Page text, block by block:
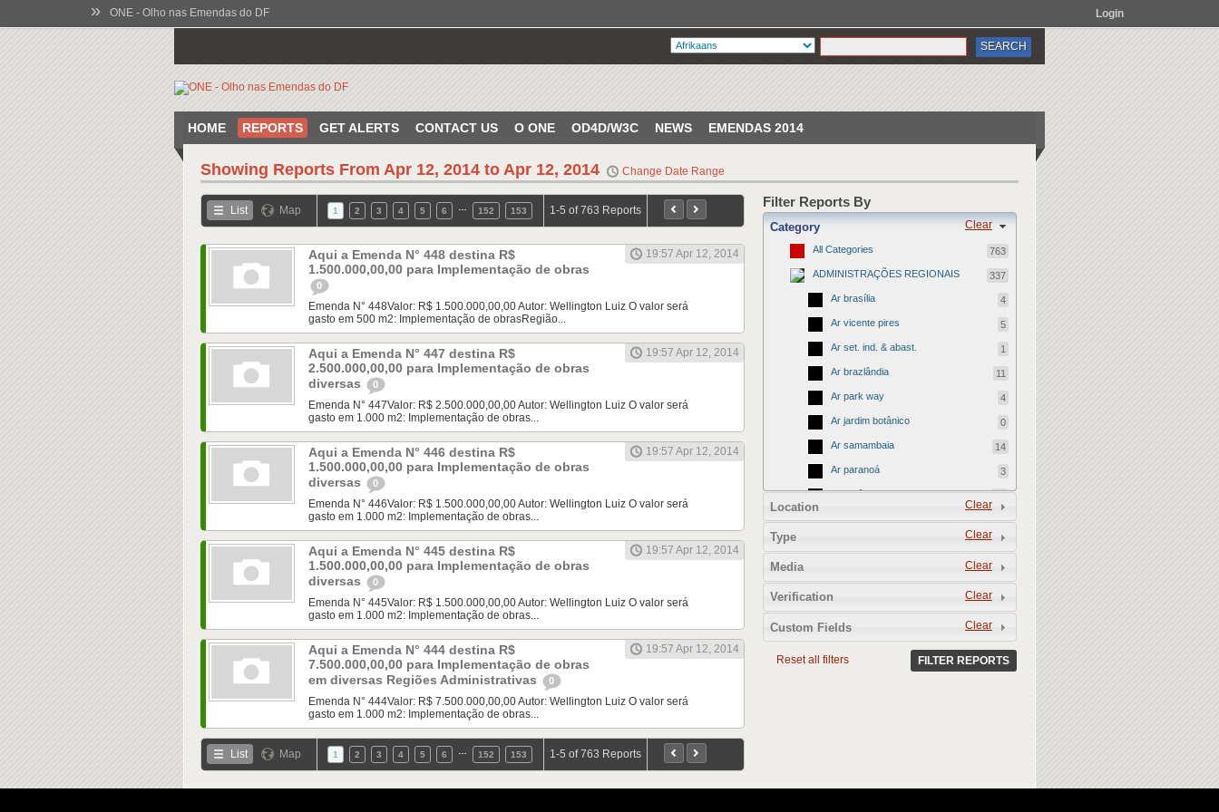
» ONE - Olho nas Emendas do DF Login
HOME REPORTS GET ALERTS CONTACT US O ONE OD4D/W3C NEWS EMENDAS 2014
Showing Reports From Apr 12, 2014 to Apr 12, 2014 Change Date Range
List Map 1 2 3 4 5 6 152 153 1-5 of 763 Reports
Aqui a Emenda N° 448 destina R$
1.500.000,00,00 para Implementação de obras
0
19:57 Apr 12, 2014
Emenda N° 448Valor: R$ 1.500.000,00,00 Autor: Wellington Luiz O valor será
gasto em 500 m2: Implementação de obrasRegião...
Aqui a Emenda N° 447 destina R$
2.500.000,00,00 para Implementação de obras
diversas
0
19:57 Apr 12, 2014
Emenda N° 447Valor: R$ 2.500.000,00,00 Autor: Wellington Luiz O valor será
gasto em 1.000 m2: Implementação de obras...
Aqui a Emenda N° 446 destina R$
1.500.000,00,00 para Implementação de obras
diversas
0
19:57 Apr 12, 2014
Emenda N° 446Valor: R$ 1.500.000,00,00 Autor: Wellington Luiz O valor será
gasto em 1.000 m2: Implementação de obras...
Aqui a Emenda N° 445 destina R$
1.500.000,00,00 para Implementação de obras
diversas
0
19:57 Apr 12, 2014
Emenda N° 445Valor: R$ 1.500.000,00,00 Autor: Wellington Luiz O valor será
gasto em 1.000 m2: Implementação de obras...
Aqui a Emenda N° 444 destina R$
7.500.000,00,00 para Implementação de obras
em diversas Regiões Administrativas
0
19:57 Apr 12, 2014
Emenda N° 444Valor: R$ 7.500.000,00,00 Autor: Wellington Luiz O valor será
gasto em 1.000 m2: Implementação de obras...
List Map 1 2 3 4 5 6 152 153 1-5 of 763 Reports
Filter Reports By
Clear
Category
All Categories 763
ADMINISTRAÇÕES REGIONAIS 337
Ar brasília 4
Ar vicente pires 5
Ar set. ind. & abast. 1
Ar brazlândia 11
Ar park way 4
Ar jardim botânico 0
Ar samambaia 14
Ar paranoá 3
Ar ceilândia 20
Ar gama 12
13
12
Ar sobradinho ii
Ar itapoã 2
Ar riacho fundo ii 12
Ar núcleo bandeirante 6
Clear
Location
Clear
Type
Clear
Media
Clear
Verification
Clear
Custom Fields
Reset all filters FILTER REPORTS